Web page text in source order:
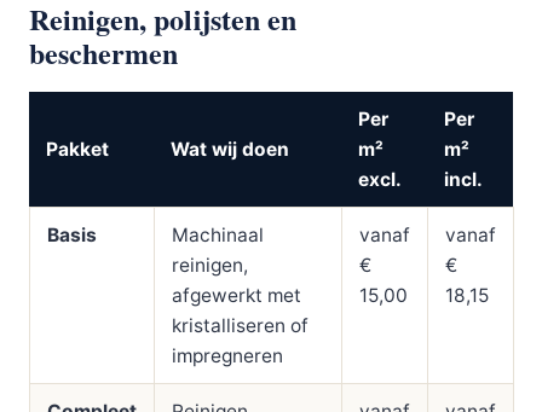
Reinigen, polijsten en
beschermen
Pakket Wat wij doen
Per
m²
excl.
Per
m²
incl.
Basis
Machinaal
reinigen,
afgewerkt met
kristalliseren of
impregneren
vanaf
€
15,00
vanaf
€
18,15